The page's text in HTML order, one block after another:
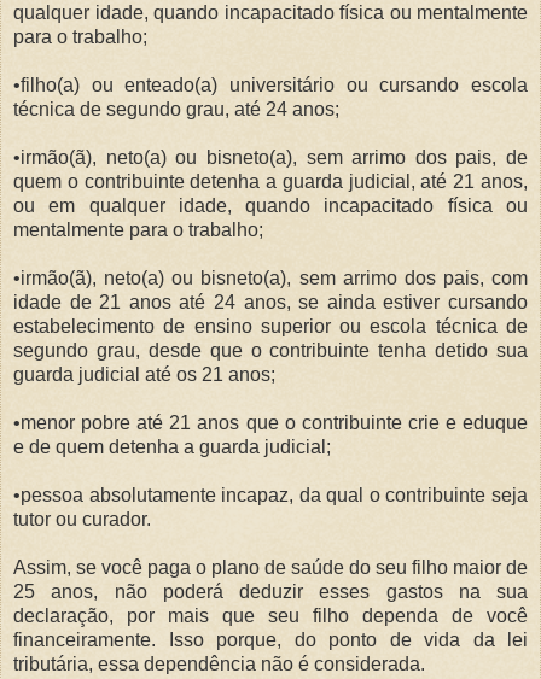
qualquer idade, quando incapacitado física ou mentalmente
para o trabalho;
•filho(a) ou enteado(a) universitário ou cursando escola
técnica de segundo grau, até 24 anos;
•irmão(ã), neto(a) ou bisneto(a), sem arrimo dos pais, de
quem o contribuinte detenha a guarda judicial, até 21 anos,
ou em qualquer idade, quando incapacitado física ou
mentalmente para o trabalho;
•irmão(ã), neto(a) ou bisneto(a), sem arrimo dos pais, com
idade de 21 anos até 24 anos, se ainda estiver cursando
estabelecimento de ensino superior ou escola técnica de
segundo grau, desde que o contribuinte tenha detido sua
guarda judicial até os 21 anos;
•menor pobre até 21 anos que o contribuinte crie e eduque
e de quem detenha a guarda judicial;
•pessoa absolutamente incapaz, da qual o contribuinte seja
tutor ou curador.
Assim, se você paga o plano de saúde do seu filho maior de
25 anos, não poderá deduzir esses gastos na sua
declaração, por mais que seu filho dependa de você
financeiramente. Isso porque, do ponto de vida da lei
tributária, essa dependência não é considerada.